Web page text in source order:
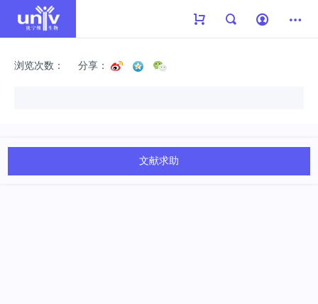
浏览次数： 分享：
文献求助